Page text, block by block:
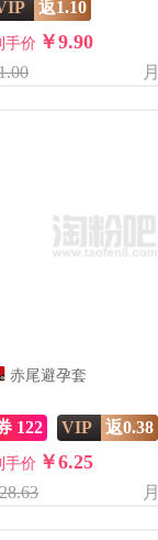
返1.10
手价 ￥9.90
赤尾避孕套
122 VIP 返0.38
手价 ￥6.25